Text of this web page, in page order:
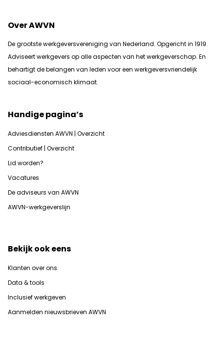
Over AWVN
De grootste werkgeversvereniging van Nederland. Opgericht in 1919.
Adviseert werkgevers op alle aspecten van het werkgeverschap. En
behartigt de belangen van leden voor een werkgeversvriendelijk
sociaal-economisch klimaat.
Handige pagina’s
Adviesdiensten AWVN | Overzicht
Contributief | Overzicht
Lid worden?
Vacatures
De adviseurs van AWVN
AWVN-werkgeverslijn
Bekijk ook eens
Klanten over ons
Data & tools
Inclusief werkgeven
Aanmelden nieuwsbrieven AWVN